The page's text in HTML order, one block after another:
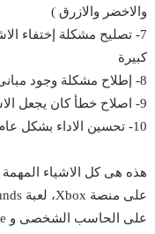
والاخضر والازرق )
7- تصليح مشكلة إختفاء
كبيرة
8- إطلاح مشكلة وجود مبانى بدون سلالم بداخلها
9- اصلاح خطأ كان يجعل الاشياء فى البيئة تطفو فى الهواء
10- تحسين الاداء بشكل عام على منصة Xbox One
هذه هى كل الاشياء
على الحاسب الشخصى و Xbox One بسعر 30 دولار امريكي فقط.